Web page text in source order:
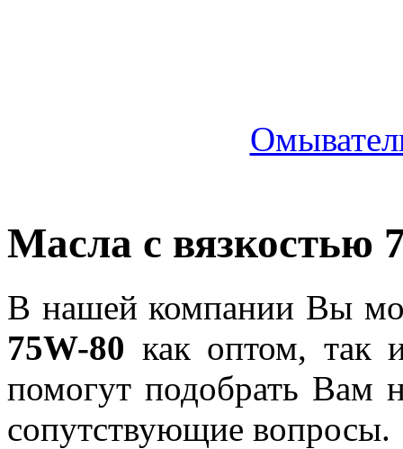
Масла с вязкостью
В нашей компании Вы
75W-80 как оптом, так
помогут подобрать Вам
сопутствующие